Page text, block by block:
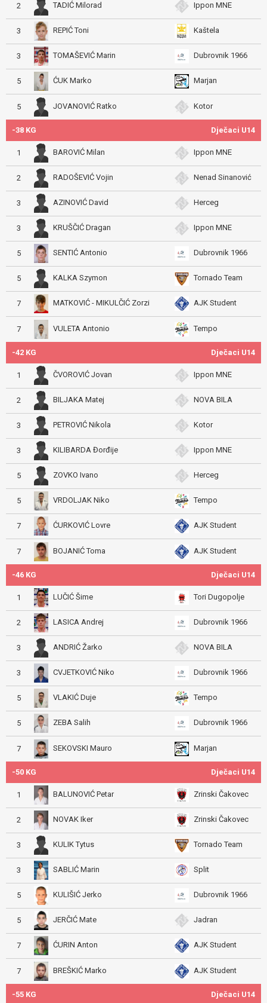
2 TADIĆ Milorad Ippon MNE
3 REPIĆ Toni Kaštela
3 TOMAŠEVIĆ Marin Dubrovnik 1966
5 ĆUK Marko Marjan
5 JOVANOVIĆ Ratko Kotor
-38 KG Dječaci U14
1 BAROVIĆ Milan Ippon MNE
2 RADOŠEVIĆ Vojin Nenad Sinanović
3 AZINOVIĆ David Herceg
3 KRUŠČIĆ Dragan Ippon MNE
5 SENTIĆ Antonio Dubrovnik 1966
5 KALKA Szymon Tornado Team
7 MATKOVIĆ - MIKULČIĆ Zorzi AJK Student
7 VULETA Antonio Tempo
-42 KG Dječaci U14
1 ČVOROVIĆ Jovan Ippon MNE
2 BILJAKA Matej NOVA BILA
3 PETROVIĆ Nikola Kotor
3 KILIBARDA Đorđije Ippon MNE
5 ZOVKO Ivano Herceg
5 VRDOLJAK Niko Tempo
7 ĆURKOVIĆ Lovre AJK Student
7 BOJANIĆ Toma AJK Student
-46 KG Dječaci U14
1 LUČIĆ Šime Tori Dugopolje
2 LASICA Andrej Dubrovnik 1966
3 ANDRIĆ Žarko NOVA BILA
3 CVJETKOVIĆ Niko Dubrovnik 1966
5 VLAKIĆ Duje Tempo
5 ZEBA Salih Dubrovnik 1966
7 SEKOVSKI Mauro Marjan
-50 KG Dječaci U14
1 BALUNOVIĆ Petar Zrinski Čakovec
2 NOVAK Iker Zrinski Čakovec
3 KULIK Tytus Tornado Team
3 SABLIĆ Marin Split
5 KULIŠIĆ Jerko Dubrovnik 1966
5 JERČIĆ Mate Jadran
7 ĆURIN Anton AJK Student
7 BREŠKIĆ Marko AJK Student
-55 KG Dječaci U14